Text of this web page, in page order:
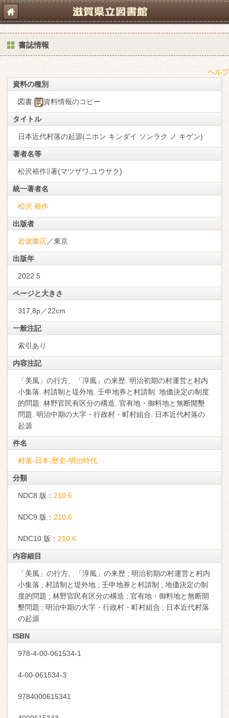
書誌情報
ヘルプ
資料の種別
図書 資料情報のコピー
タイトル
日本近代村落の起源(ニホン キンダイ ソンラク ノ キゲン)
著者名等
松沢裕作∥著(マツザワ,ユウサク)
統一著者名
松沢 裕作
出版者
岩波書店／東京
出版年
2022.5
ページと大きさ
317,8p／22cm
一般注記
索引あり
内容注記
「美風」の行方、「淳風」の来歴. 明治初期の村運営と村内
小集落. 村請制と堤外地. 壬申地券と村請制. 地価決定の制度
的問題. 林野官民有区分の構造. 官有地・御料地と無断開墾
問題. 明治中期の大字・行政村・町村組合. 日本近代村落の
起源
件名
村落-日本-歴史-明治時代
分類
NDC8 版： 210.6
NDC9 版： 210.6
NDC10 版： 210.6
内容細目
「美風」の行方、「淳風」の来歴 ; 明治初期の村運営と村内
小集落 ; 村請制と堤外地 ; 壬申地券と村請制 ; 地価決定の制
度的問題 ; 林野官民有区分の構造 ; 官有地・御料地と無断開
墾問題 ; 明治中期の大字・行政村・町村組合 ; 日本近代村落
の起源
ISBN
978-4-00-061534-1
4-00-061534-3
9784000615341